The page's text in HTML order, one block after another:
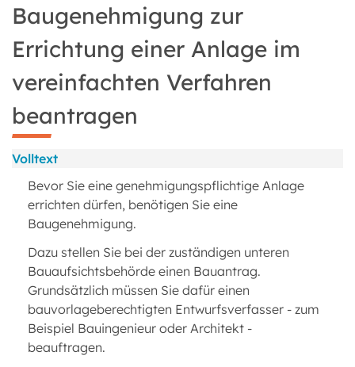
Baugenehmigung zur
Errichtung einer Anlage im
vereinfachten Verfahren
beantragen
Volltext
Bevor Sie eine genehmigungspflichtige Anlage
errichten dürfen, benötigen Sie eine
Baugenehmigung.
Dazu stellen Sie bei der zuständigen unteren
Bauaufsichtsbehörde einen Bauantrag.
Grundsätzlich müssen Sie dafür einen
bauvorlageberechtigten Entwurfsverfasser - zum
Beispiel Bauingenieur oder Architekt -
beauftragen.